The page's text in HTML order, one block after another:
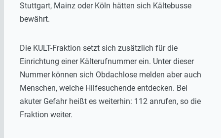
Stuttgart, Mainz oder Köln hätten sich Kältebusse
bewährt.
Die KULT-Fraktion setzt sich zusätzlich für die
Einrichtung einer Kälterufnummer ein. Unter dieser
Nummer können sich Obdachlose melden aber auch
Menschen, welche Hilfesuchende entdecken. Bei
akuter Gefahr heißt es weiterhin: 112 anrufen, so die
Fraktion weiter.